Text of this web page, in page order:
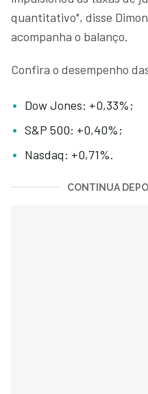
quantitativo", disse
acompanha o balanço.
Confira o desempenho
Dow Jones: +0,33%;
S&P 500: +0,40%;
Nasdaq: +0,71%.
CONTINUA